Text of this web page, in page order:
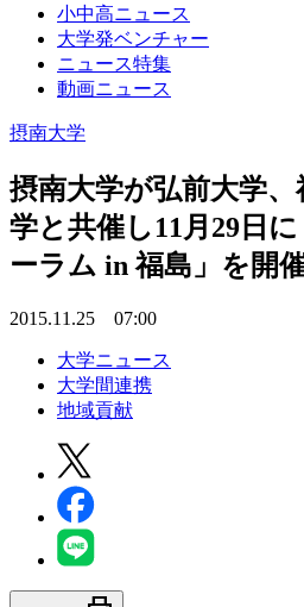
小中高ニュース
大学発ベンチャー
ニュース特集
動画ニュース
摂南大学
摂南大学が弘前大学
学と共催し11月29日
ーラム in 福島」を開
2015.11.25 07:00
大学ニュース
大学間連携
地域貢献